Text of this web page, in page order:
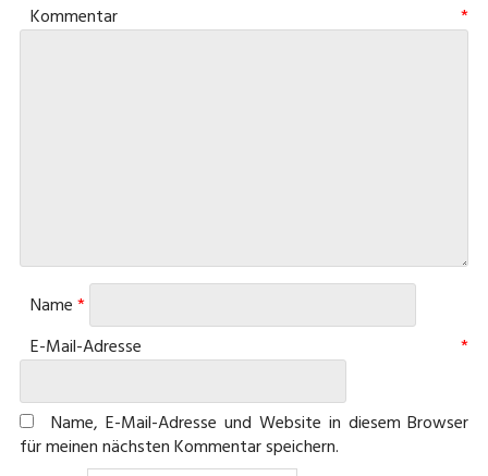
Kommentar*
Name*
E-Mail-Adresse*
Name, E-Mail-Adresse und Website in diesem Browser
für meinen nächsten Kommentar speichern.